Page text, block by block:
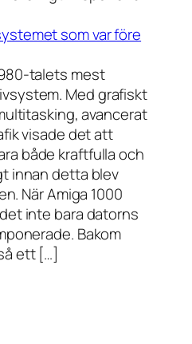
som var före
talets mest
Med grafiskt
avancerat
visade det att
både kraftfulla och
innan detta blev
När Amiga 1000
inte bara datorns
Bakom
ett […]